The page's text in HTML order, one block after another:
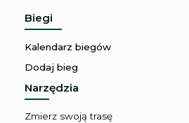
Biegi
Kalendarz biegów
Dodaj bieg
Narzędzia
Zmierz swoją trasę